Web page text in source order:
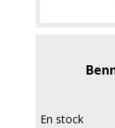
En stock